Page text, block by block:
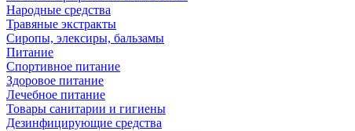
Народные средства
Травяные экстракты
Сиропы, элексиры, бальзамы
Питание
Спортивное питание
Здоровое питание
Лечебное питание
Товары санитарии и гигиены
Дезинфицирующие средства